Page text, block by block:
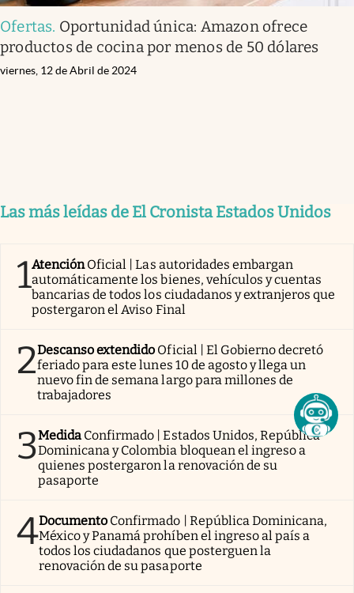
Ofertas. Oportunidad única: Amazon ofrece
productos de cocina por menos de 50 dólares
viernes, 12 de Abril de 2024
Las más leídas de El Cronista Estados Unidos
1AtenciónOficial | Las autoridades embargan
automáticamente los bienes, vehículos y cuentas
bancarias de todos los ciudadanos y extranjeros que
postergaron el Aviso Final
2Descanso extendido Oficial | El Gobierno decretó
feriado para este lunes 10 de agosto y llega un
nuevo fin de semana largo para millones de
trabajadores
3Medida Confirmado | Estados Unidos, República
Dominicana y Colombia bloquean el ingreso a
quienes postergaron la renovación de su
pasaporte
4Documento Confirmado | República Dominicana,
México y Panamá prohíben el ingreso al país a
todos los ciudadanos que posterguen la
renovación de su pasaporte